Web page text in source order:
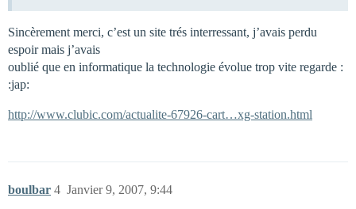
Sincèrement merci, c’est un site trés interressant, j’avais perdu
espoir mais j’avais
oublié que en informatique la technologie évolue trop vite regarde :
:jap:
http://www.clubic.com/actualite-67926-cart…xg-station.html
boulbar Janvier 9, 2007, 9:44
4